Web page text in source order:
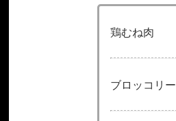
鶏むね肉
ブロッコリー